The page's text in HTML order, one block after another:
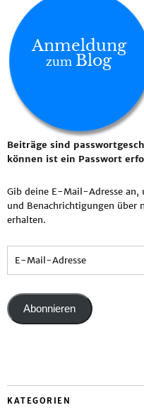
Anmeldung
zum Blog
Beiträge sind
können ist ein Passwort
Gib deine E-Mail-Adresse an,
und Benachrichtigungen über
erhalten.
Abonnieren
KATEGORIEN